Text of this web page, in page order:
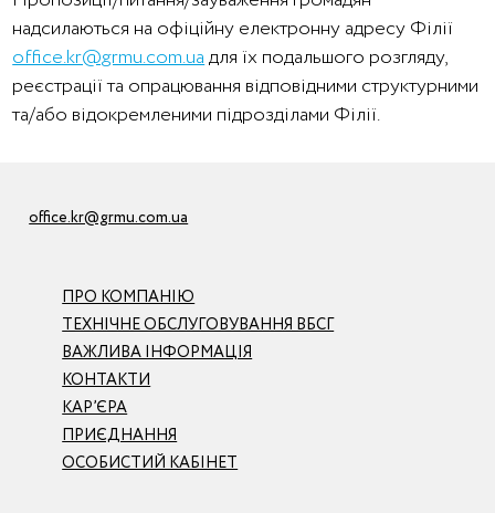
надсилаються на офіційну електронну адресу Філії
office.kr@grmu.com.uaдля їх подальшого розгляду,
реєстрації та опрацювання відповідними структурними
та/або відокремленими підрозділами Філії.
ПРО КОМПАНІЮ
ТЕХНІЧНЕ ОБСЛУГОВУВАННЯ ВБСГ
ВАЖЛИВА ІНФОРМАЦІЯ
КОНТАКТИ
КАР’ЄРА
ПРИЄДНАННЯ
ОСОБИСТИЙ КАБІНЕТ
office.kr@grmu.com.ua